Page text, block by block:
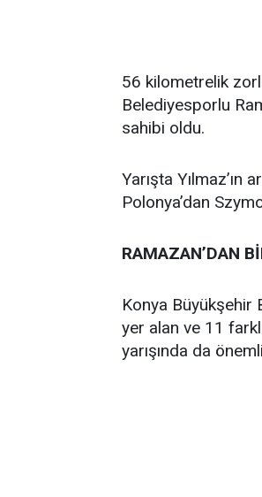
56 kilometrelik
Belediyesporlu
sahibi oldu.
Yarışta
Polonya’dan
RAMAZAN’DAN
Konya Büyükşehir
yer alan ve 11
yarışında da